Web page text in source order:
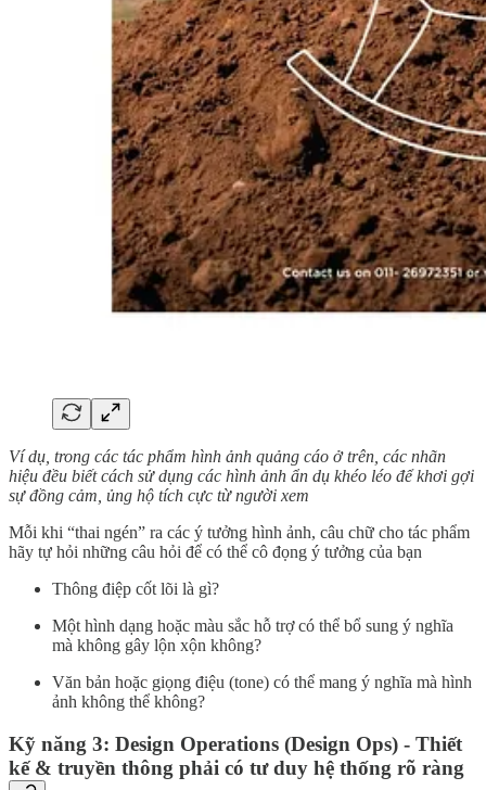
Ví dụ, trong các tác phẩm hình ảnh quảng cáo ở trên, các nhãn
hiệu đều biết cách sử dụng các hình ảnh ẩn dụ khéo léo để khơi gợi
sự đồng cảm, ủng hộ tích cực từ người xem
Mỗi khi “thai ngén” ra các ý tưởng hình ảnh, câu chữ cho tác phẩm
hãy tự hỏi những câu hỏi để có thể cô đọng ý tưởng của bạn
Thông điệp cốt lõi là gì?
Một hình dạng hoặc màu sắc hỗ trợ có thể bổ sung ý nghĩa
mà không gây lộn xộn không?
Văn bản hoặc giọng điệu (tone) có thể mang ý nghĩa mà hình
ảnh không thể không?
Kỹ năng 3: Design Operations (Design Ops) - Thiết
kế & truyền thông phải có tư duy hệ thống rõ ràng